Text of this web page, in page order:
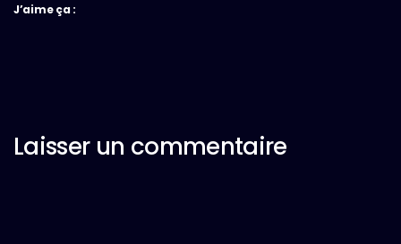
J’aime ça :
Laisser un commentaire